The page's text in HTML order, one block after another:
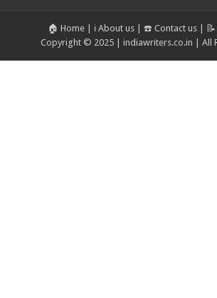
🏠 Home| ℹ️ About us| ☎️ Contact us|
Copyright © 2025 | indiawriters.co.in | All